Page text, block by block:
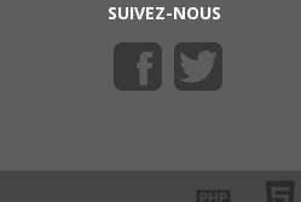
SUIVEZ-NOUS